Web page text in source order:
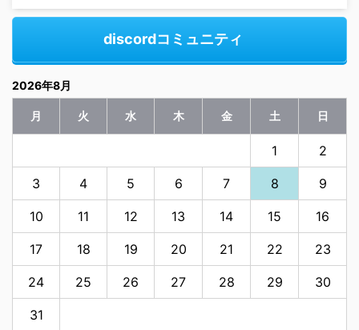
discordコミュニティ
2026年8月
月 火 水 木 金 土 日
1 2
3 4 5 6 7 8 9
10 11 12 13 14 15 16
17 18 19 20 21 22 23
24 25 26 27 28 29 30
31